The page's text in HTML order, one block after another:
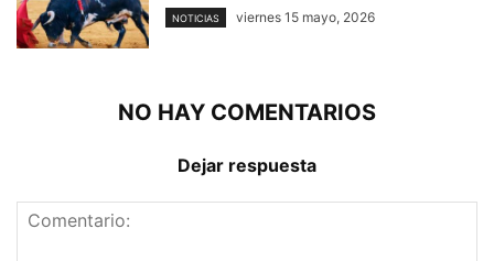
NOTICIAS viernes 15 mayo, 2026
NO HAY COMENTARIOS
Dejar respuesta